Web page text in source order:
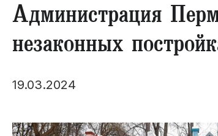
Администрация
незаконных
19.03.2024